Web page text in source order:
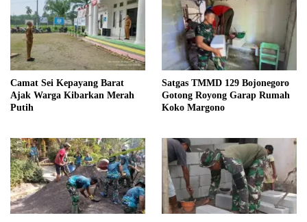
Camat Sei Kepayang Barat
Ajak Warga Kibarkan Merah
Putih
Satgas TMMD 129 Bojonegoro
Gotong Royong Garap Rumah
Koko Margono